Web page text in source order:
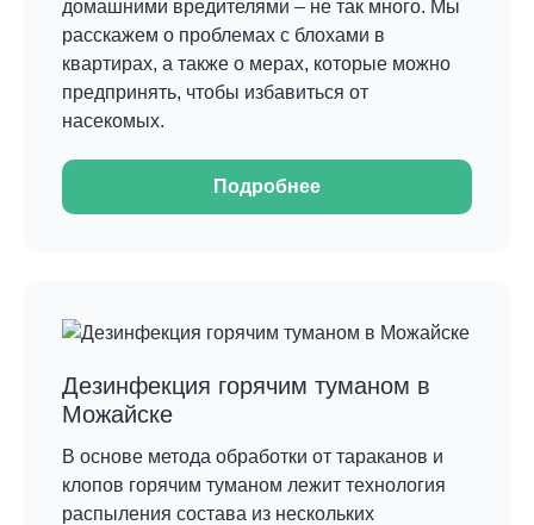
домашними вредителями – не так много. Мы
расскажем о проблемах с блохами в
квартирах, а также о мерах, которые можно
предпринять, чтобы избавиться от
насекомых.
Подробнее
Дезинфекция горячим туманом в
Можайске
В основе метода обработки от тараканов и
клопов горячим туманом лежит технология
распыления состава из нескольких